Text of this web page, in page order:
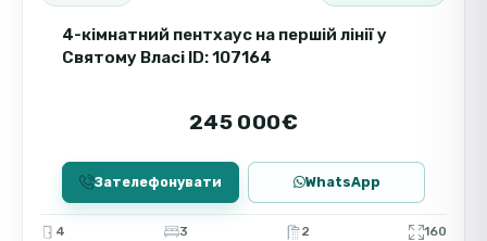
4-кімнатний пентхаус на першій лінії у
Святому Власі ID: 107164
245 000€
Зателефонувати WhatsApp
4 3 2 160